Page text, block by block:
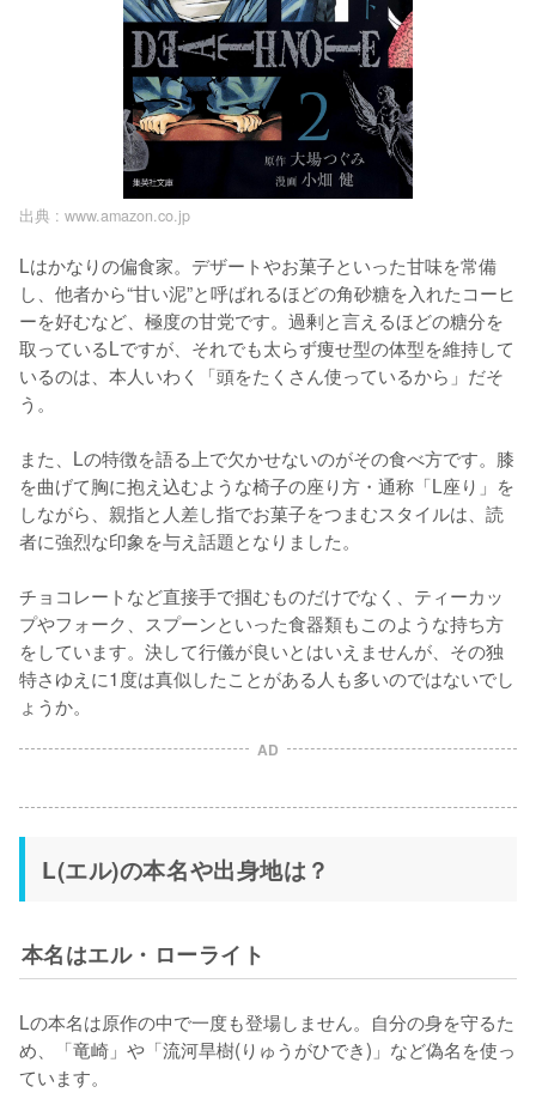
出典 : www.amazon.co.jp
Lはかなりの偏食家。デザートやお菓子といった甘味を常備
し、他者から“甘い泥”と呼ばれるほどの角砂糖を入れたコーヒ
ーを好むなど、極度の甘党です。過剰と言えるほどの糖分を
取っているLですが、それでも太らず痩せ型の体型を維持して
いるのは、本人いわく「頭をたくさん使っているから」だそ
う。
また、Lの特徴を語る上で欠かせないのがその食べ方です。膝
を曲げて胸に抱え込むような椅子の座り方・通称「L座り」を
しながら、親指と人差し指でお菓子をつまむスタイルは、読
者に強烈な印象を与え話題となりました。
チョコレートなど直接手で掴むものだけでなく、ティーカッ
プやフォーク、スプーンといった食器類もこのような持ち方
をしています。決して行儀が良いとはいえませんが、その独
特さゆえに1度は真似したことがある人も多いのではないでし
ょうか。
AD
L(エル)の本名や出身地は？
本名はエル・ローライト
Lの本名は原作の中で一度も登場しません。自分の身を守るた
め、「竜崎」や「流河旱樹(りゅうがひでき)」など偽名を使っ
ています。